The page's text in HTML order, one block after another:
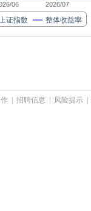
证指数 整体收益率
06 2026/07
招聘信息 风险提示